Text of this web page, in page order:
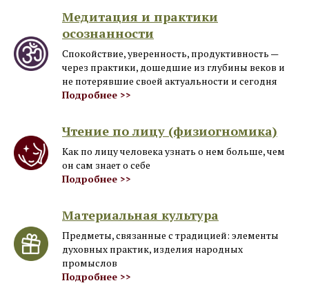
Медитация и практики
осознанности
Спокойствие, уверенность, продуктивность —
через практики, дошедшие из глубины веков и
не потерявшие своей актуальности и сегодня
Подробнее >>
Чтение по лицу (физиогномика)
Как по лицу человека узнать о нем больше, чем
он сам знает о себе
Подробнее >>
Материальная культура
Предметы, связанные с традицией: элементы
духовных практик, изделия народных
промыслов
Подробнее >>